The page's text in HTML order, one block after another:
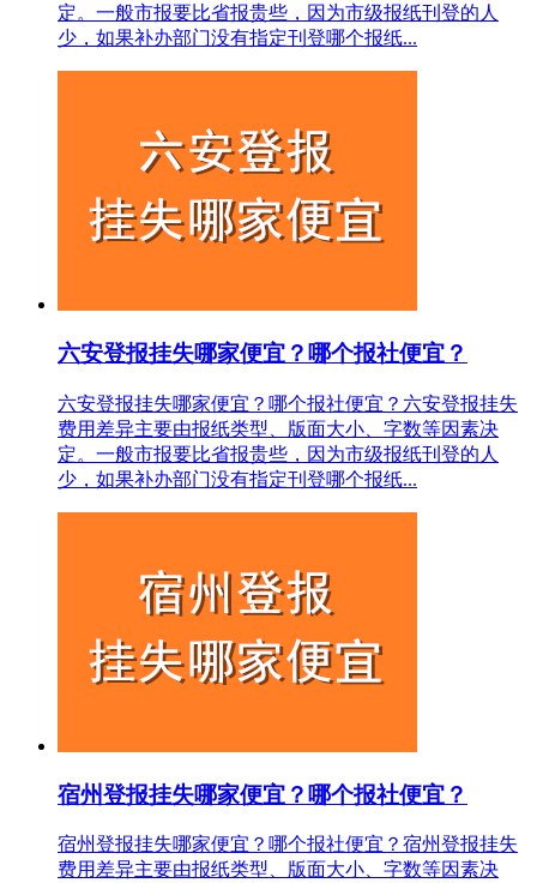
定。一般市报要比省报贵些，因为市级报纸刊登的人
少，如果补办部门没有指定刊登哪个报纸...
六安登报挂失哪家便宜？哪个报社便宜？
六安登报挂失哪家便宜？哪个报社便宜？六安登报挂失
费用差异主要由报纸类型、版面大小、字数等因素决
定。一般市报要比省报贵些，因为市级报纸刊登的人
少，如果补办部门没有指定刊登哪个报纸...
宿州登报挂失哪家便宜？哪个报社便宜？
宿州登报挂失哪家便宜？哪个报社便宜？宿州登报挂失
费用差异主要由报纸类型、版面大小、字数等因素决